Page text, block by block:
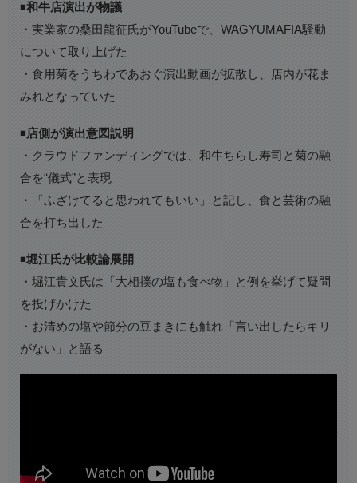
◾️和牛店演出が物議
・実業家の桑田龍征氏がYouTubeで、WAGYUMAFIA騒動
について取り上げた
・食用菊をうちわであおぐ演出動画が拡散し、店内が花ま
みれとなっていた
◾️ 店側が演出意図説明
・クラウドファンディングでは、和牛ちらし寿司と菊の融
合を“儀式”と表現
・「ふざけてると思われてもいい」と記し、食と芸術の融
合を打ち出した
◾️堀江氏が比較論展開
・堀江貴文氏は「大相撲の塩も食べ物」と例を挙げて疑問
を投げかけた
・お清めの塩や節分の豆まきにも触れ「言い出したらキリ
がない」と語る